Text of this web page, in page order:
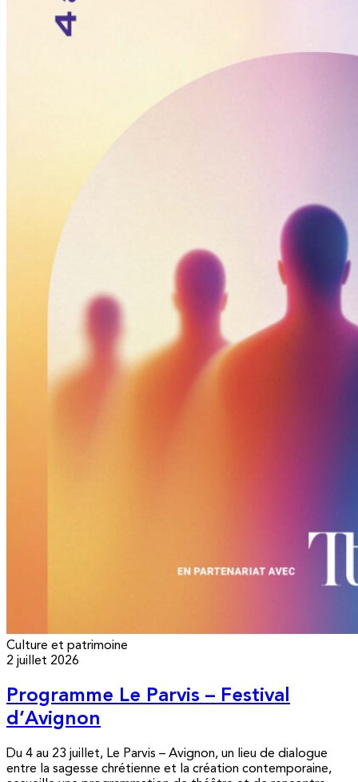
Culture et patrimoine
2 juillet 2026
Programme Le Parvis – Festival
d’Avignon
Du 4 au 23 juillet, Le Parvis – Avignon, un lieu de dialogue
entre la sagesse chrétienne et la création contemporaine,